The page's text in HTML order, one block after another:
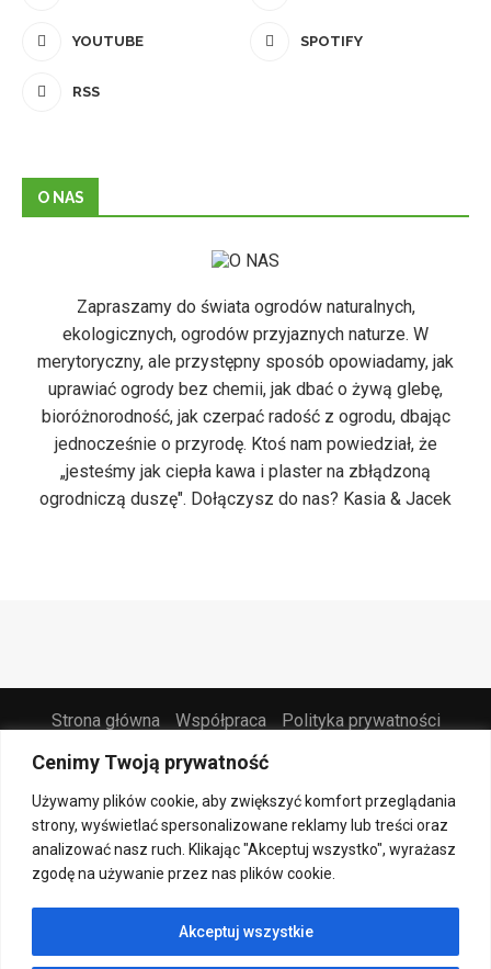
Cenimy Twoją prywatność
Używamy plików cookie, aby zwiększyć komfort przeglądania
strony, wyświetlać spersonalizowane reklamy lub treści oraz
analizować nasz ruch. Klikając "Akceptuj wszystko", wyrażasz
zgodę na używanie przez nas plików cookie.
Akceptuj wszystkie
YOUTUBE SPOTIFY
RSS
O NAS
Zapraszamy do świata ogrodów naturalnych,
ekologicznych, ogrodów przyjaznych naturze. W
merytoryczny, ale przystępny sposób opowiadamy, jak
uprawiać ogrody bez chemii, jak dbać o żywą glebę,
bioróżnorodność, jak czerpać radość z ogrodu, dbając
jednocześnie o przyrodę. Ktoś nam powiedział, że
„jesteśmy jak ciepła kawa i plaster na zbłądzoną
ogrodniczą duszę". Dołączysz do nas? Kasia & Jacek
Strona główna Współpraca
Polityka prywatności